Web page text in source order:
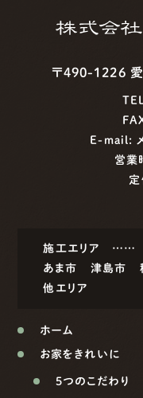
〒490-1226
E-mail:
営
定
施工エリア ……
あま市
津島市
他エリア
ホーム
お家をきれいに
5つのこだわり